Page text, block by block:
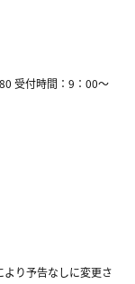
受付時間：9：00～
り予告なしに変更さ